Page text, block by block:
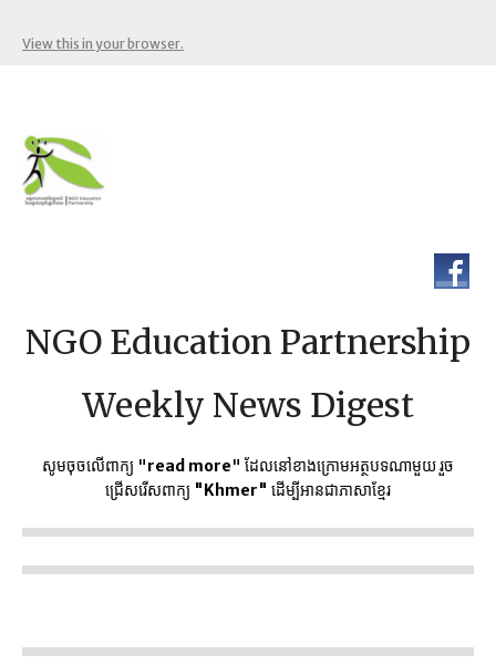
View this in your browser.
NGO Education Partnership
Weekly News Digest
សូមចុចលើពាក្យ "read more" ដែលនៅខាងក្រោមអត្ថបទណាមួយ​ រួច
ជ្រើសរើសពាក្យ "Khmer" ដើម្បីអានជាភាសាខ្មែរ